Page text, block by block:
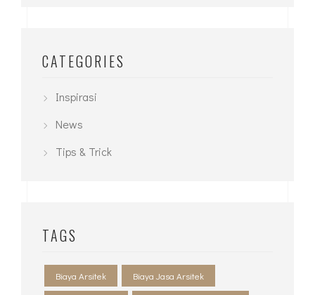
CATEGORIES
Inspirasi
News
Tips & Trick
TAGS
Biaya Arsitek Biaya Jasa Arsitek